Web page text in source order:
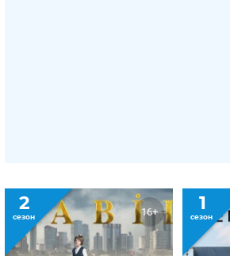
2
сезон 16+ 1
сезон